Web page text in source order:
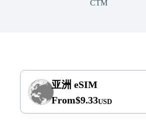
CTM
亚洲 eSIM
From$9.33USD